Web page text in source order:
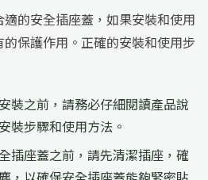
的安全插座蓋，如果安裝和使用
保護作用。正確的安裝和使用步
裝之前，請務必仔細閱讀產品說
裝步驟和使用方法。
插座蓋之前，請先清潔插座，確